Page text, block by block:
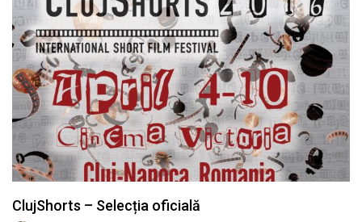
ClujShorts – Selecția oficială